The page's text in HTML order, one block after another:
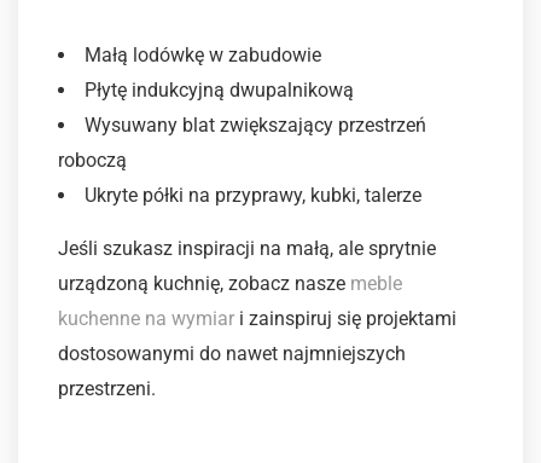
Małą lodówkę w zabudowie
Płytę indukcyjną dwupalnikową
Wysuwany blat zwiększający przestrzeń
roboczą
Ukryte półki na przyprawy, kubki, talerze
Jeśli szukasz inspiracji na małą, ale sprytnie
urządzoną kuchnię, zobacz nasze meble
kuchenne na wymiar i zainspiruj się projektami
dostosowanymi do nawet najmniejszych
przestrzeni.